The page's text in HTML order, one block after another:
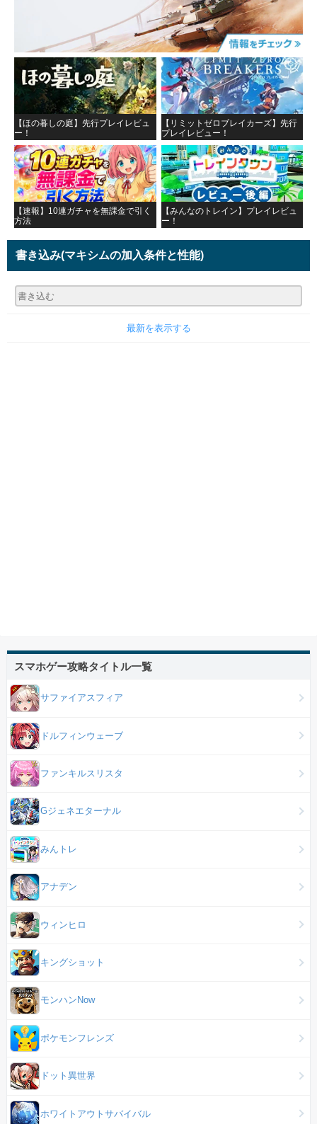
【ほの暮しの庭】先行プレイレビュ
ー！
【リミットゼロブレイカーズ】先行
プレイレビュー！
【速報】10連ガチャを無課金で引く
方法
【みんなのトレイン】プレイレビュ
ー！
書き込み(マキシムの加入条件と性能)
最新を表示する
スマホゲー攻略タイトル一覧
サファイアスフィア
ドルフィンウェーブ
ファンキルスリスタ
Gジェネエターナル
みんトレ
アナデン
ウィンヒロ
キングショット
モンハンNow
ポケモンフレンズ
ドット異世界
ホワイトアウトサバイバル